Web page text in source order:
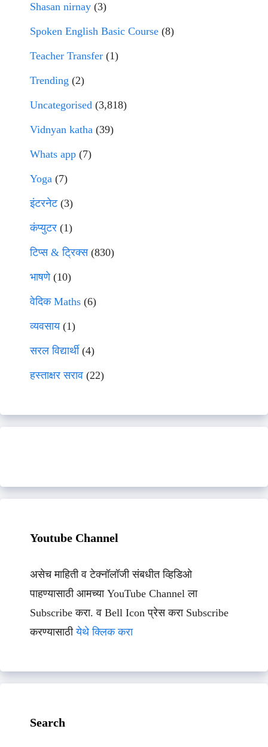
Shasan nirnay (3)
Spoken English Basic Course (8)
Teacher Transfer (1)
Trending (2)
Uncategorised (3,818)
Vidnyan katha (39)
Whats app (7)
Yoga (7)
इंटरनेट(3)
कंप्युटर (1)
टिप्स & ट्रिक्स(830)
भाषणे(10)
वेदिक Maths (6)
व्यवसाय(1)
सरल विद्यार्थी(4)
हस्ताक्षर सराव (22)
Youtube Channel
असेच माहिती व टेक्नॉलॉजी संबधीत व्हिडिओ
पाहण्यासाठी आमच्या YouTube Channel ला
Subscribe करा. व Bell Icon प्रेस करा Subscribe
करण्यासाठीयेथे क्लिक करा
Search